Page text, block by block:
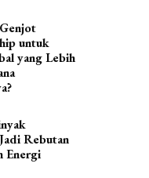
untuk
yang Lebih
Rebutan
Energi